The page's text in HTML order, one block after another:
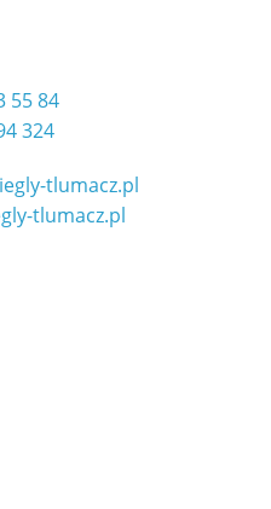
55 84
324
tlumacz.pl
tlumacz.pl